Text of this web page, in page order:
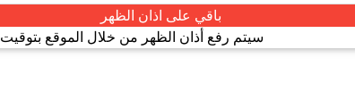
باقي على اذان الظهر
سيتم رفع أذان الظهر من خلال الموقع بتوقيت